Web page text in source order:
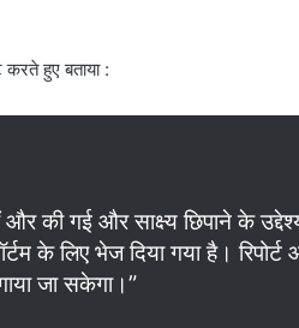
हुए बताया :
की गई और साक्ष्य छिपाने के
के लिए भेज दिया गया है।
जा सकेगा।”